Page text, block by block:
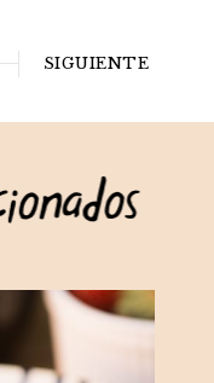
SIGUIENTE